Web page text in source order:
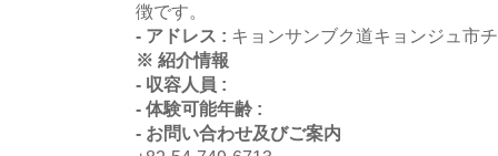
徴です。
- アドレス : キョンサンブク道キョンジュ市
※ 紹介情報
- 収容人員 :
- 体験可能年齢 :
- お問い合わせ及びご案内